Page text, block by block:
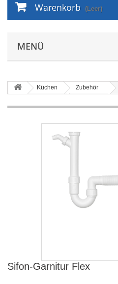
Warenkorb (Leer)
MENÜ
Küchen Zubehör
Sifon-Garnitur Flex